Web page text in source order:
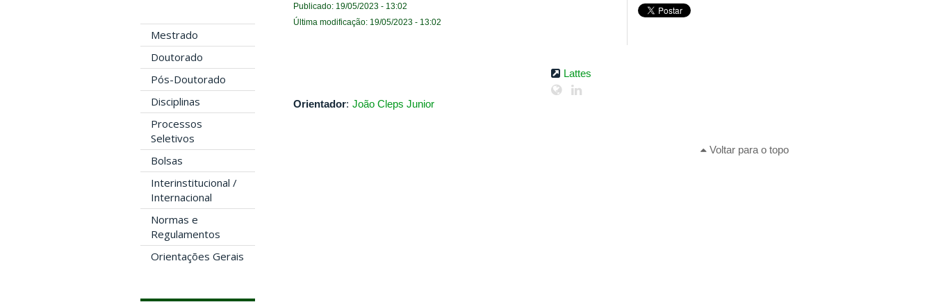
Mestrado
Doutorado
Pós-Doutorado
Disciplinas
Processos
Seletivos
Bolsas
Interinstitucional /
Internacional
Normas e
Regulamentos
Orientações Gerais
Publicado: 19/05/2023 - 13:02
Última modificação: 19/05/2023 - 13:02
Lattes
Orientador: João Cleps Junior
Voltar para o topo